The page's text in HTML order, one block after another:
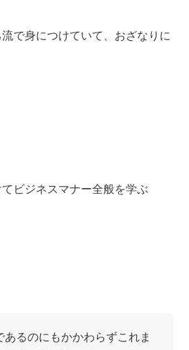
で身につけていて、おざなりに
ビジネスマナー全般を学ぶ
あるのにもかかわらずこれま